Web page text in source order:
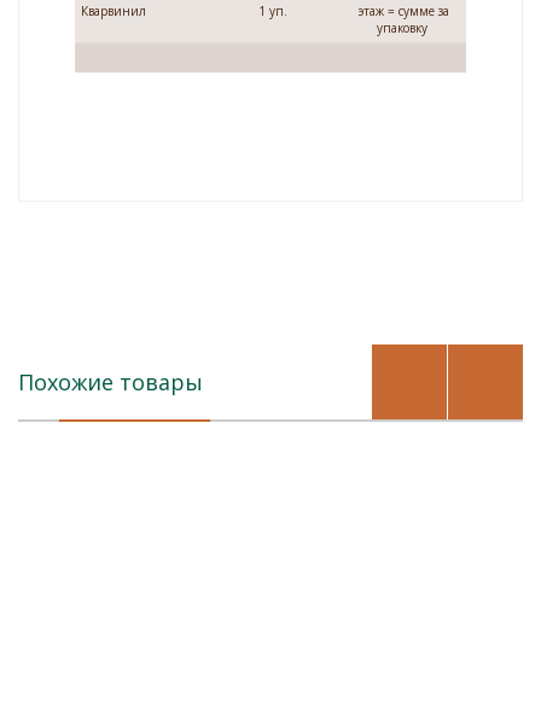
Кварвинил
1 уп.
этаж = сумме за
упаковку
Похожие товары